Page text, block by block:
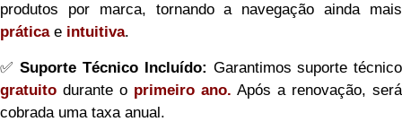
produtos por marca, tornando a navegação ainda mais
práticae intuitiva.
✅Suporte Técnico Incluído: Garantimos suportetécnico
gratuito durante o primeiro ano.Após a renovação, será
cobrada uma taxa anual.